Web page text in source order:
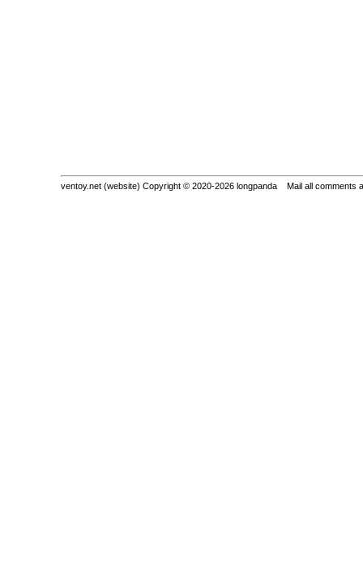
ventoy.net (website) Copyright © 2020-2026 longpanda Mail all comments